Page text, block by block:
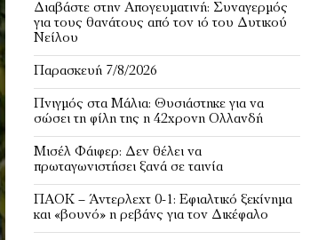
Διαβάστε στην Απογευματινή: Συναγερμός
για τους θανάτους από τον ιό του Δυτικού
Νείλου
Παρασκευή 7/8/2026
Πνιγμός στα Μάλια: Θυσιάστηκε για να
σώσει τη φίλη της η 42χρονη Ολλανδή
Μισέλ Φάιφερ: Δεν θέλει να
πρωταγωνιστήσει ξανά σε ταινία
ΠΑΟΚ – Άντερλεχτ 0-1: Εφιαλτικό ξεκίνημα
και «βουνό» η ρεβάνς για τον Δικέφαλο